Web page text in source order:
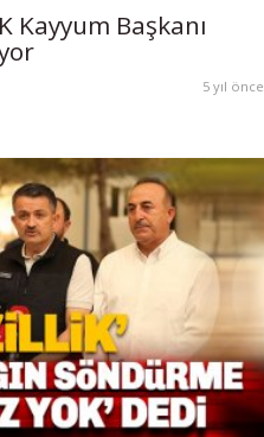
Kayyum Başkanı
5 yıl önce